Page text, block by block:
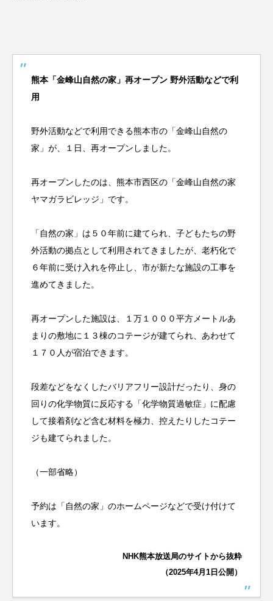
熊本「金峰山自然の家」再オープン 野外活動などで利
用
野外活動などで利用できる熊本市の「金峰山自然の
家」が、１日、再オープンしました。
再オープンしたのは、熊本市西区の「金峰山自然の家
ヤマガラビレッジ」です。
「自然の家」は５０年前に建てられ、子どもたちの野
外活動の拠点として利用されてきましたが、老朽化で
６年前に受け入れを停止し、市が新たな施設の工事を
進めてきました。
再オープンした施設は、１万１０００平方メートルあ
まりの敷地に１３棟のコテージが建てられ、あわせて
１７０人が宿泊できます。
段差などをなくしたバリアフリー設計だったり、身の
回りの化学物質に反応する「化学物質過敏症」に配慮
して接着剤など含む材料を極力、控えたりしたコテー
ジも建てられました。
（一部省略）
予約は「自然の家」のホームページなどで受け付けて
います。
NHK熊本放送局のサイトから抜粋
（2025年4月1日公開）